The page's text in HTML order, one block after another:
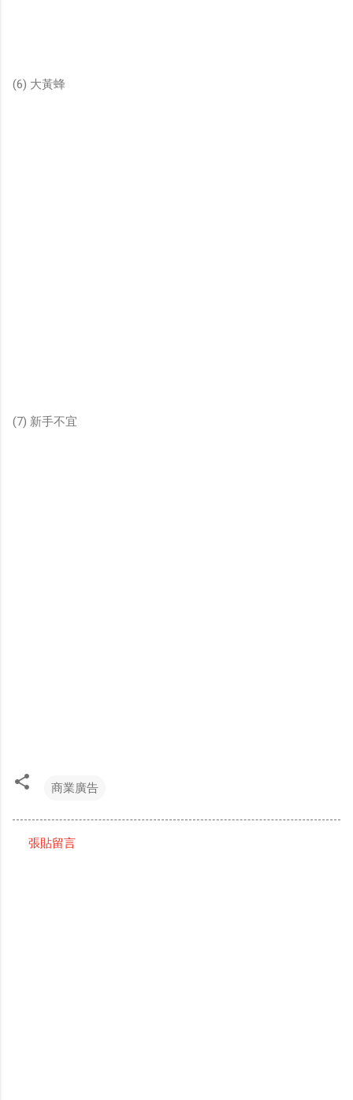
(6) 大黃蜂
(7) 新手不宜
商業廣告
張貼留言